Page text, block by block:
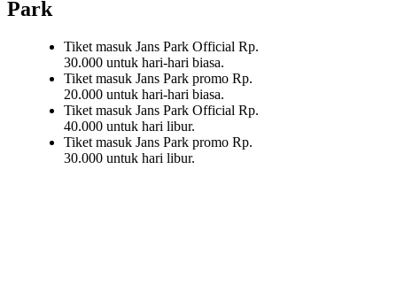
Park
Tiket masuk Jans Park Official Rp.
30.000 untuk hari-hari biasa.
Tiket masuk Jans Park promo Rp.
20.000 untuk hari-hari biasa.
Tiket masuk Jans Park Official Rp.
40.000 untuk hari libur.
Tiket masuk Jans Park promo Rp.
30.000 untuk hari libur.